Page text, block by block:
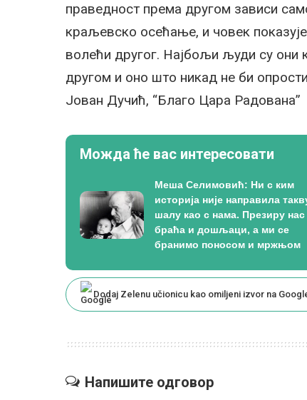
праведност према другом зависи
краљевско осећање, и човек
волећи другог. Најбољи људи су они
другом и оно што никад не би
Јован Дучић, “Благо Цара Радована”
Можда ће вас интересовати
Меша Селимовић: Ни с ким
историја није направила
шалу као с нама. Презиру нас
браћа и дошљаци, а ми се
бранимо поносом и мржњом
Dodaj Zelenu učionicu kao omiljeni izvor na
Напишите одговор